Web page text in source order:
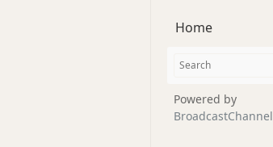
Home
Powered by
BroadcastChannel